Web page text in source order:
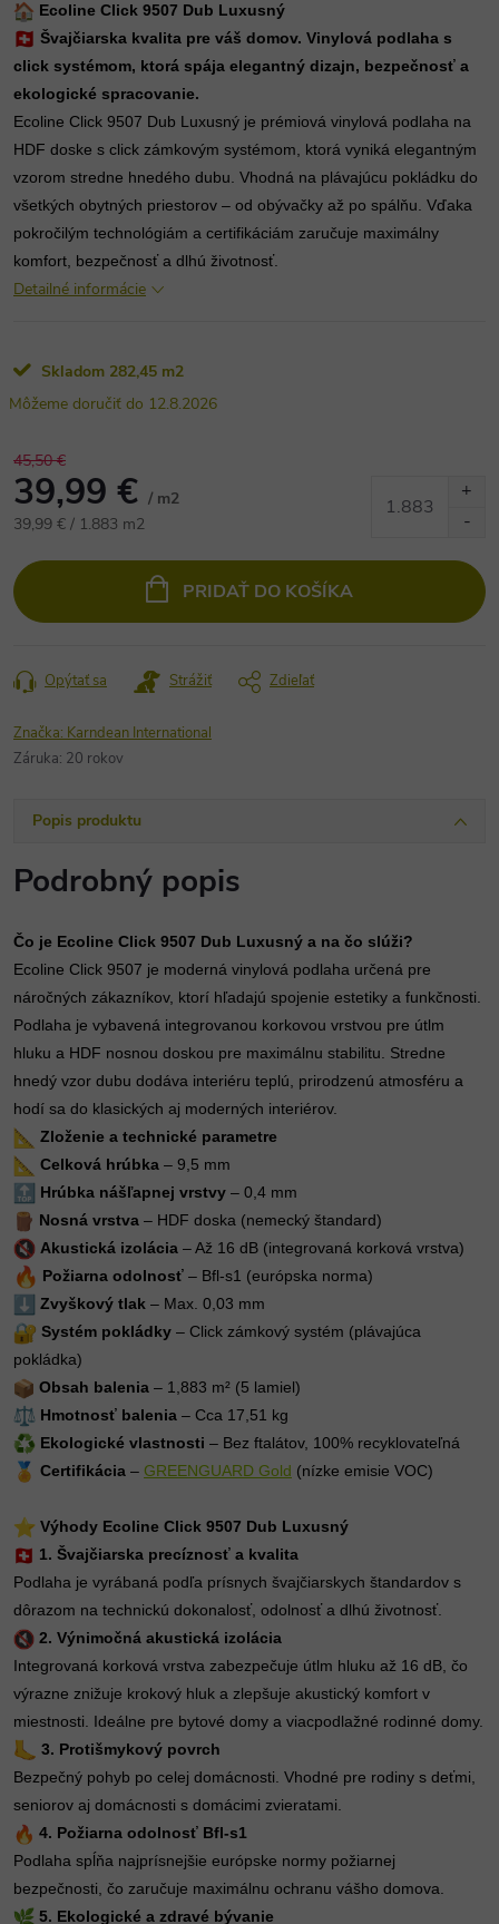
Ecoline Click 9507 Dub Luxusný
Švajčiarska kvalita pre váš domov. Vinylová podlaha s
click systémom, ktorá spája elegantný dizajn, bezpečnosť a
ekologické spracovanie.
Ecoline Click 9507 Dub Luxusný je prémiová vinylová podlaha na
HDF doske s click zámkovým systémom, ktorá vyniká elegantným
vzorom stredne hnedého dubu. Vhodná na plávajúcu pokládku do
všetkých obytných priestorov – od obývačky až po spálňu. Vďaka
pokročilým technológiám a certifikáciám zaručuje maximálny
komfort, bezpečnosť a dlhú životnosť.
Detailné informácie
Skladom 282,45 m2
12.8.2026
45,50 €
39,99 € / m2
Jednotková
39,99 € / 1.883 m2
PRIDAŤ DO KOŠÍKA
Opýtať sa Strážiť Zdieľať
Značka: Karndean International
Záruka: 20 rokov
Popis produktu
Podrobný popis
Čo je Ecoline Click 9507 Dub Luxusný a na čo slúži?
Ecoline Click 9507 je moderná vinylová podlaha určená pre
náročných zákazníkov, ktorí hľadajú spojenie estetiky a funkčnosti.
Podlaha je vybavená integrovanou korkovou vrstvou pre útlm
hluku a HDF nosnou doskou pre maximálnu stabilitu. Stredne
hnedý vzor dubu dodáva interiéru teplú, prirodzenú atmosféru a
hodí sa do klasických aj moderných interiérov.
Zloženie a technické parametre
Celková hrúbka – 9,5 mm
Hrúbka nášľapnej vrstvy – 0,4 mm
Nosná vrstva – HDF doska (nemecký štandard)
Akustická izolácia – Až 16 dB (integrovaná korková vrstva)
Požiarna odolnosť – Bfl-s1 (európska norma)
Zvyškový tlak – Max. 0,03 mm
Systém pokládky – Click zámkový systém (plávajúca
pokládka)
Obsah balenia – 1,883 m² (5 lamiel)
Hmotnosť balenia – Cca 17,51 kg
Ekologické vlastnosti – Bez ftalátov, 100% recyklovateľná
Certifikácia – GREENGUARD Gold (nízke emisie VOC)
Výhody Ecoline Click 9507 Dub Luxusný
1. Švajčiarska precíznosť a kvalita
Podlaha je vyrábaná podľa prísnych švajčiarskych štandardov s
dôrazom na technickú dokonalosť, odolnosť a dlhú životnosť.
2. Výnimočná akustická izolácia
Integrovaná korková vrstva zabezpečuje útlm hluku až 16 dB, čo
výrazne znižuje krokový hluk a zlepšuje akustický komfort v
miestnosti. Ideálne pre bytové domy a viacpodlažné rodinné domy.
3. Protišmykový povrch
Bezpečný pohyb po celej domácnosti. Vhodné pre rodiny s deťmi,
seniorov aj domácnosti s domácimi zvieratami.
4. Požiarna odolnosť Bfl-s1
Podlaha spĺňa najprísnejšie európske normy požiarnej
bezpečnosti, čo zaručuje maximálnu ochranu vášho domova.
5. Ekologické a zdravé bývanie